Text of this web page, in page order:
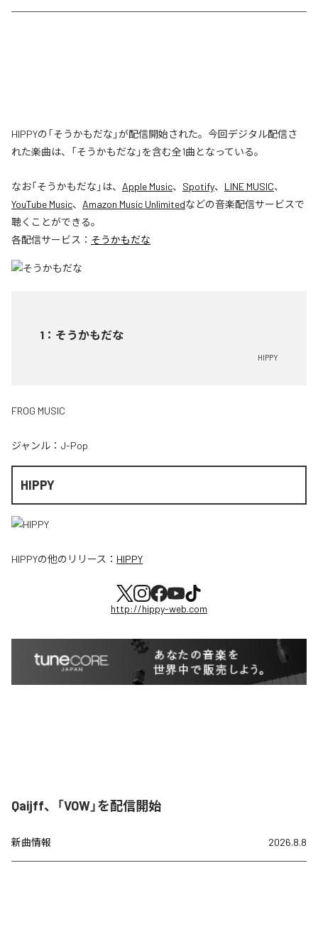
HIPPYの「そうかもだな」が配信開始された。今回デジタル配信さ
れた楽曲は、「そうかもだな」を含む全1曲となっている。
なお「そうかもだな 」は、 Apple Music、 Spotify、 LINE MUSIC、
YouTube Music、 Amazon Music Unlimitedなどの音楽配信サービスで
聴くことができる。
各配信サービス： そうかもだな
1 ： そうかもだな
HIPPY
FROG MUSIC
ジャンル： J-Pop
HIPPY
HIPPYの他のリリース： HIPPY
http://hippy-web.com
Qaijff、「VOW」を配信開始
新曲情報 2026.8.8